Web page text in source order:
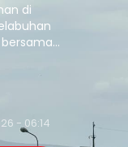
di
dan
- 06:14